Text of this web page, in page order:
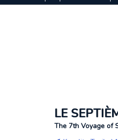
LE
The 7th Voyage of